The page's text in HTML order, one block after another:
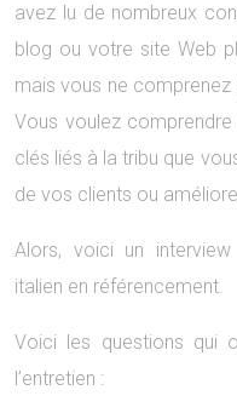
avez lu de nombreux
blog ou votre site Web
mais vous ne
Vous voulez
clés liés à la tribu que
de vos clients ou
Alors, voici un
italien en référencement.
Voici les questions qui
l’entretien :